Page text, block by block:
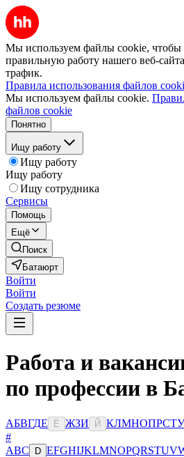
Мы используем файлы cookie, чтобы
правильную работу нашего веб-
трафик.
Правила использования файлов
Мы используем файлы cookie.
файлов cookie
Понятно
Ищу работу
Ищу работу
Ищу работу
Ищу сотрудника
Сервисы
Помощь
Ещё
Поиск
Батаюрт
Войти
Войти
Создать резюме
Работа и
по профессии в
АБВГДЕ Ё ЖЗИ Й КЛМНОПРСТУ
#
ABC D EFGHIJKLMNOPQRSTUV